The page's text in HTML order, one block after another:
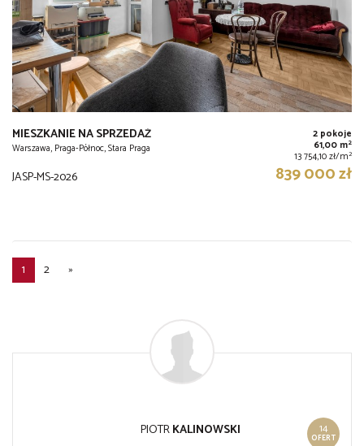
MIESZKANIE NA SPRZEDAŻ
Warszawa, Praga-Północ, Stara Praga
2 pokoje
61,00 m2
13 754,10 zł/m2
JASP-MS-2026 839 000 zł
1 2 »
14
OFERT
PIOTRKALINOWSKI